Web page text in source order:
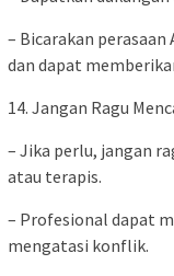
– Bicarakan
dan dapat
14. Jangan Ragu
– Jika perlu, jangan
atau terapis.
– Profesional dapat
mengatasi konflik.